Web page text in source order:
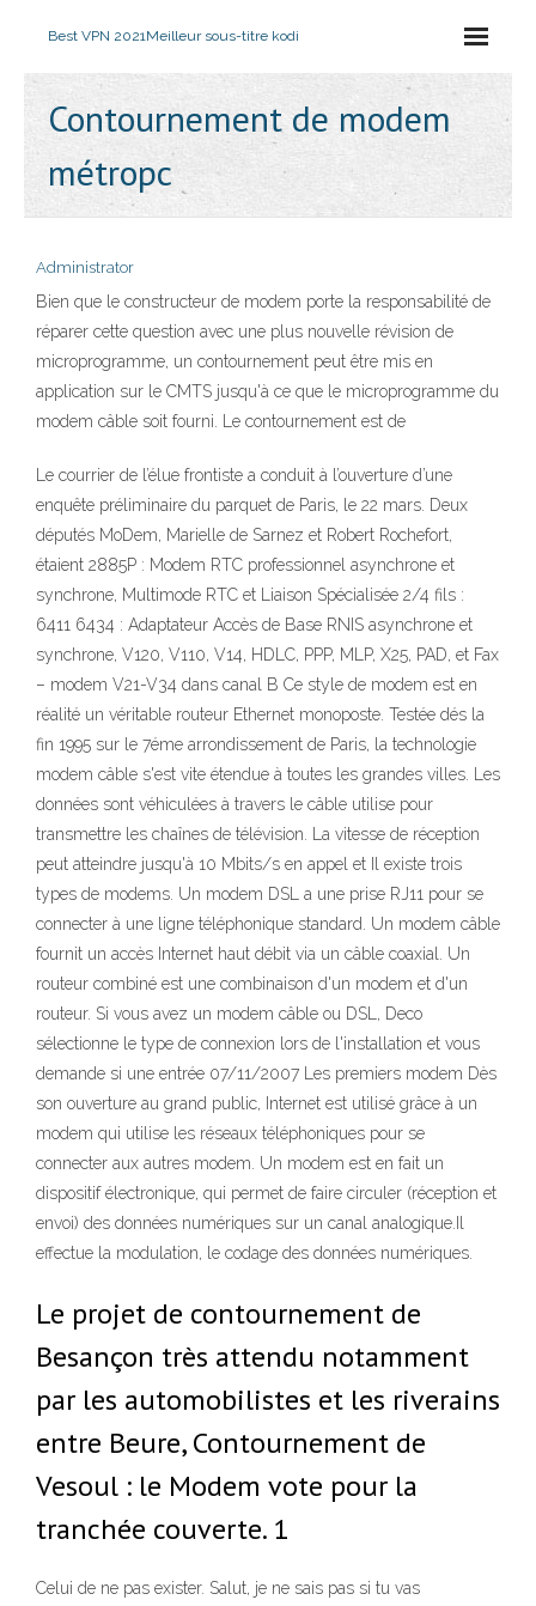
Best VPN 2021Meilleur sous-titre kodi
Contournement de modem
métropc
Administrator
Bien que le constructeur de modem porte la responsabilité de
réparer cette question avec une plus nouvelle révision de
microprogramme, un contournement peut être mis en
application sur le CMTS jusqu'à ce que le microprogramme du
modem câble soit fourni. Le contournement est de
Le courrier de l’élue frontiste a conduit à l’ouverture d’une
enquête préliminaire du parquet de Paris, le 22 mars. Deux
députés MoDem, Marielle de Sarnez et Robert Rochefort,
étaient 2885P : Modem RTC professionnel asynchrone et
synchrone, Multimode RTC et Liaison Spécialisée 2/4 fils :
6411 6434 : Adaptateur Accès de Base RNIS asynchrone et
synchrone, V120, V110, V14, HDLC, PPP, MLP, X25, PAD, et Fax
– modem V21-V34 dans canal B Ce style de modem est en
réalité un véritable routeur Ethernet monoposte. Testée dés la
fin 1995 sur le 7éme arrondissement de Paris, la technologie
modem câble s'est vite étendue à toutes les grandes villes. Les
données sont véhiculées à travers le câble utilise pour
transmettre les chaînes de télévision. La vitesse de réception
peut atteindre jusqu'à 10 Mbits/s en appel et Il existe trois
types de modems. Un modem DSL a une prise RJ11 pour se
connecter à une ligne téléphonique standard. Un modem câble
fournit un accès Internet haut débit via un câble coaxial. Un
routeur combiné est une combinaison d'un modem et d'un
routeur. Si vous avez un modem câble ou DSL, Deco
sélectionne le type de connexion lors de l'installation et vous
demande si une entrée 07/11/2007 Les premiers modem Dès
son ouverture au grand public, Internet est utilisé grâce à un
modem qui utilise les réseaux téléphoniques pour se
connecter aux autres modem. Un modem est en fait un
dispositif électronique, qui permet de faire circuler (réception et
envoi) des données numériques sur un canal analogique.Il
effectue la modulation, le codage des données numériques.
Le projet de contournement de
Besançon très attendu notamment
par les automobilistes et les riverains
entre Beure, Contournement de
Vesoul : le Modem vote pour la
tranchée couverte. 1
Celui de ne pas exister. Salut, je ne sais pas si tu vas